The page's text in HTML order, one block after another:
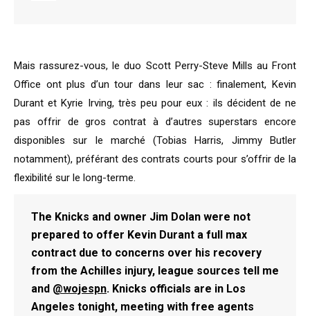
Mais rassurez-vous, le duo Scott Perry-Steve Mills au Front
Office ont plus d’un tour dans leur sac : finalement, Kevin
Durant et Kyrie Irving, très peu pour eux : ils décident de ne
pas offrir de gros contrat à d’autres superstars encore
disponibles sur le marché (Tobias Harris, Jimmy Butler
notamment), préférant des contrats courts pour s’offrir de la
flexibilité sur le long-terme.
The Knicks and owner Jim Dolan were not
prepared to offer Kevin Durant a full max
contract due to concerns over his recovery
from the Achilles injury, league sources tell me
and @wojespn. Knicks officials are in Los
Angeles tonight, meeting with free agents